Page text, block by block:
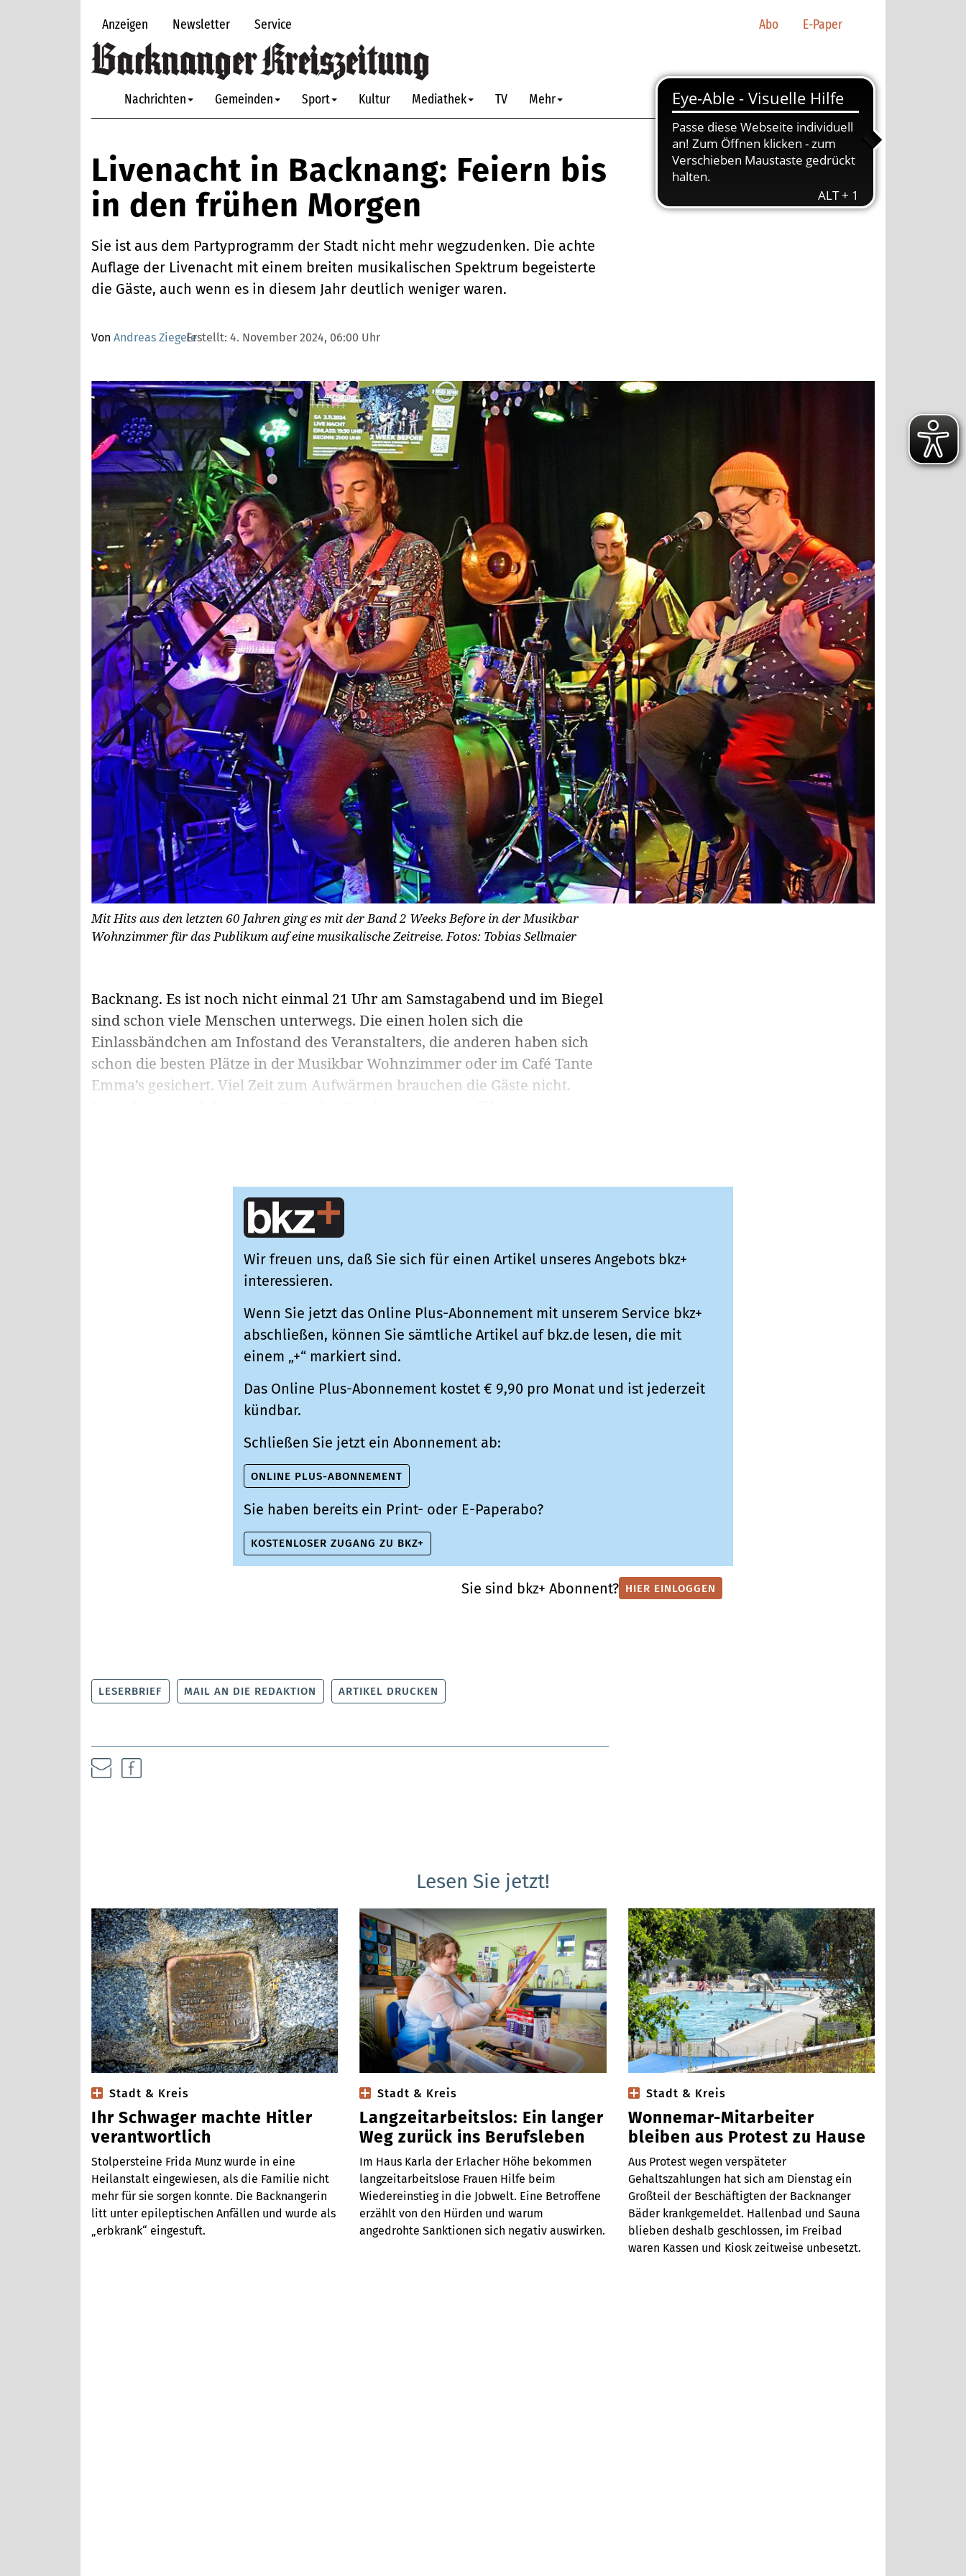
Anzeigen Newsletter Service Abo E-Paper
Nachrichten Gemeinden Sport Kultur Mediathek TV Mehr
Livenacht in Backnang: Feiern bis
in den frühen Morgen
Sie ist aus dem Partyprogramm der Stadt nicht mehr wegzudenken. Die achte
Auflage der Livenacht mit einem breiten musikalischen Spektrum begeisterte
die Gäste, auch wenn es in diesem Jahr deutlich weniger waren.
Von Andreas ZiegeleErstellt: 4. November 2024, 06:00 Uhr
Mit Hits aus den letzten 60 Jahren ging es mit der Band 2 Weeks Before in der Musikbar
Wohnzimmer für das Publikum auf eine musikalische Zeitreise.Fotos: Tobias Sellmaier
Backnang. Es ist noch nicht einmal 21 Uhr am Samstagabend und im Biegel
sind schon viele Menschen unterwegs. Die einen holen sich die
Einlassbändchen am Infostand des Veranstalters, die anderen haben sich
schon die besten Plätze in der Musikbar Wohnzimmer oder im Café Tante
Emma’s gesichert. Viel Zeit zum Aufwärmen brauchen die Gäste nicht.
Wir freuen uns, daß Sie sich für einen Artikel unseres Angebots bkz+
interessieren.
Wenn Sie jetzt das Online Plus-Abonnement mit unserem Service bkz+
abschließen, können Sie sämtliche Artikel auf bkz.de lesen, die mit
einem „+“ markiert sind.
Das Online Plus-Abonnement kostet € 9,90 pro Monat und ist jederzeit
kündbar.
Schließen Sie jetzt ein Abonnement ab:
ONLINE PLUS-ABONNEMENT
Sie haben bereits ein Print- oder E-Paperabo?
KOSTENLOSER ZUGANG ZU BKZ+
Sie sind bkz+ Abonnent? HIER EINLOGGEN
LESERBRIEF MAIL AN DIE REDAKTION ARTIKEL DRUCKEN
Lesen Sie jetzt!
Stadt & Kreis
Ihr Schwager machte Hitler
verantwortlich
Stolpersteine Frida Munz wurde in eine
Heilanstalt eingewiesen, als die Familie nicht
mehr für sie sorgen konnte. Die Backnangerin
litt unter epileptischen Anfällen und wurde als
„erbkrank“ eingestuft.
Stadt & Kreis
Langzeitarbeitslos: Ein langer
Weg zurück ins Berufsleben
Im Haus Karla der Erlacher Höhe bekommen
langzeitarbeitslose Frauen Hilfe beim
Wiedereinstieg in die Jobwelt. Eine Betroffene
erzählt von den Hürden und warum
angedrohte Sanktionen sich negativ auswirken.
Stadt & Kreis
Wonnemar-Mitarbeiter
bleiben aus Protest zu Hause
Aus Protest wegen verspäteter
Gehaltszahlungen hat sich am Dienstag ein
Großteil der Beschäftigten der Backnanger
Bäder krankgemeldet. Hallenbad und Sauna
blieben deshalb geschlossen, im Freibad
waren Kassen und Kiosk zeitweise unbesetzt.